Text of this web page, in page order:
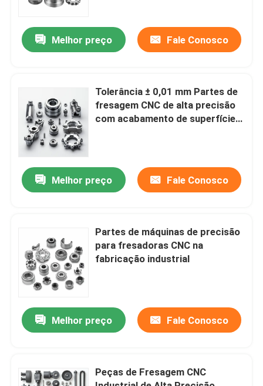
Para casa
Vídeos
Sobre nós
Visita à fábrica
Controle de qualidade
Contacte-nos
Notícias
Peças de fresagem CNC
Melhor preço Fale Conosco
Tolerância ± 0,01 mm Partes de
fresagem CNC de alta precisão
com acabamento de superfície
Melhor preço Fale Conosco
Partes de máquinas de precisão
para fresadoras CNC na
fabricação industrial
Melhor preço Fale Conosco
Peças de Fresagem CNC